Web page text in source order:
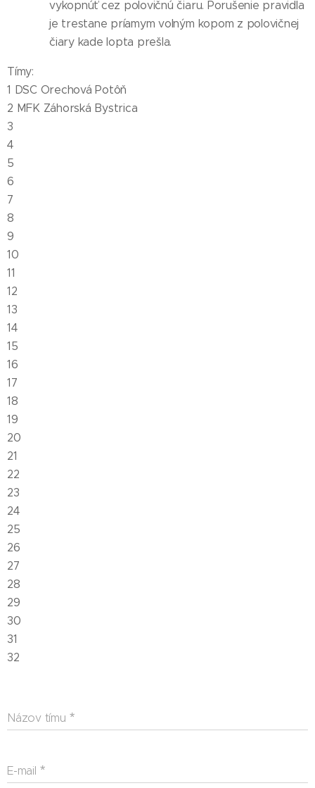
vykopnúť cez polovičnú čiaru. Porušenie pravidla
je trestane príamym volným kopom z polovičnej
čiary kade lopta prešla.
Tímy:
1 DSC Orechová Potôň
2 MFK Záhorská Bystrica
3
4
5
6
7
8
9
10
11
12
13
14
15
16
17
18
19
20
21
22
23
24
25
26
27
28
29
30
31
32
Názov tímu
E-mail